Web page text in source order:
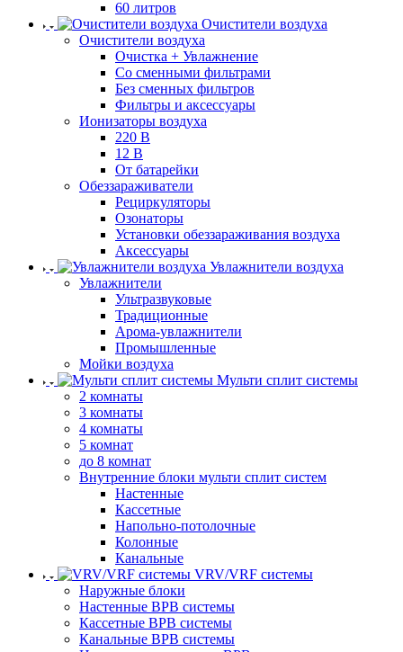
60 литров
Очистители воздуха
Очистители воздуха
Очистка + Увлажнение
Cо сменными фильтрами
Без сменных фильтров
Фильтры и аксессуары
Ионизаторы воздуха
220 В
12 В
От батарейки
Обеззараживатели
Рециркуляторы
Озонаторы
Установки обеззараживания воздуха
Аксессуары
Увлажнители воздуха
Увлажнители
Ультразвуковые
Традиционные
Арома-увлажнители
Промышленные
Мойки воздуха
Мульти сплит системы
2 комнаты
3 комнаты
4 комнаты
5 комнат
до 8 комнат
Внутренние блоки мульти сплит систем
Настенные
Кассетные
Напольно-потолочные
Колонные
Канальные
VRV/VRF системы
Наружные блоки
Настенные ВРВ системы
Кассетные ВРВ системы
Канальные ВРВ системы